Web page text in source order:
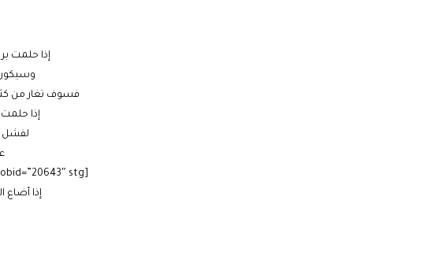
إذا حلمت
وسيكون
فسوف تغار من
إذا
لفشل
[cmamad id=”20641″ align=”floatleft” tabid=”20643″ mobid=”20643″ stg=””]
إذا أضاع